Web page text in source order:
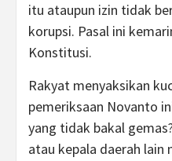
itu ataupun izin tidak
korupsi. Pasal ini
Konstitusi.
Rakyat menyaksikan
pemeriksaan Novanto
yang tidak bakal
atau kepala daerah lain